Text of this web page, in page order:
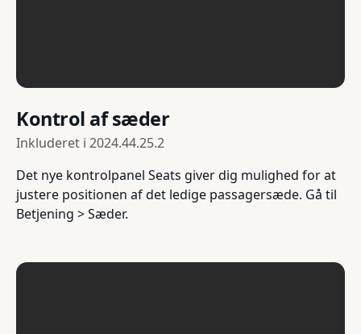
Kontrol af sæder
Inkluderet i 2024.44.25.2
Det nye kontrolpanel Seats giver dig mulighed for at
justere positionen af det ledige passagersæde. Gå til
Betjening > Sæder.